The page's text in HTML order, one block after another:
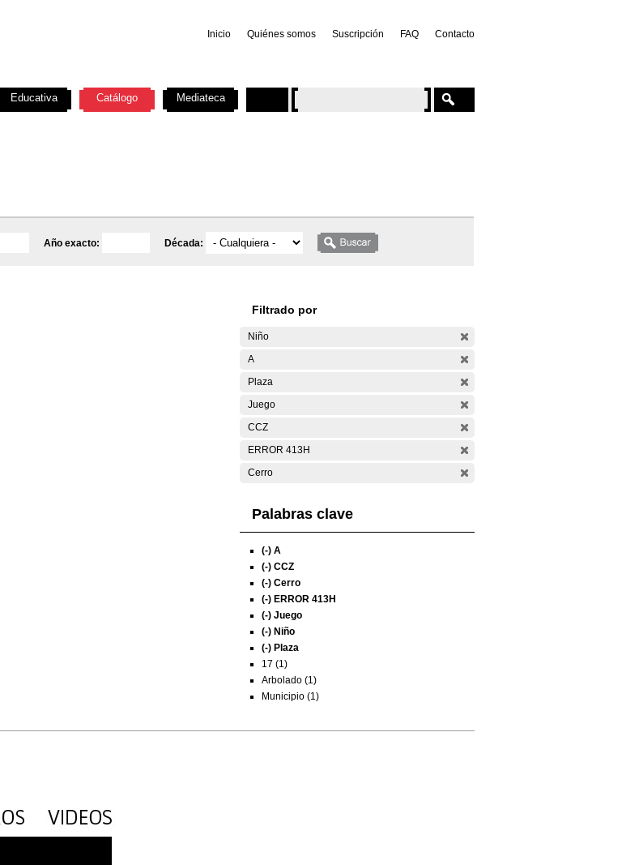
Inicio Quiénes somos Suscripción FAQ Contacto
Año exacto: Década:
Filtrado por
Niño
A
Plaza
Juego
CCZ
ERROR 413H
Cerro
Palabras clave
(-) A
(-) CCZ
(-) Cerro
(-) ERROR 413H
(-) Juego
(-) Niño
(-) Plaza
17 (1)
Arbolado (1)
Municipio (1)
Educativa Catálogo Mediateca